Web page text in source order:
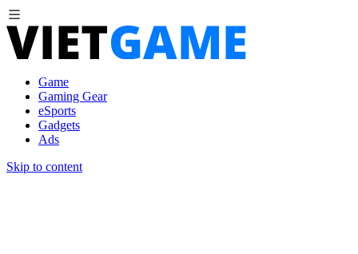
Game
Gaming Gear
eSports
Gadgets
Ads
Skip to content